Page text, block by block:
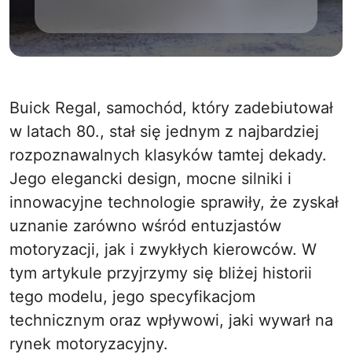
Buick Regal, samochód, który zadebiutował
w latach 80., stał się jednym z najbardziej
rozpoznawalnych klasyków tamtej dekady.
Jego elegancki design, mocne silniki i
innowacyjne technologie sprawiły, że zyskał
uznanie zarówno wśród entuzjastów
motoryzacji, jak i zwykłych kierowców. W
tym artykule przyjrzymy się bliżej historii
tego modelu, jego specyfikacjom
technicznym oraz wpływowi, jaki wywarł na
rynek motoryzacyjny.